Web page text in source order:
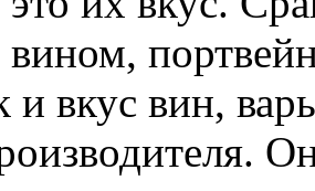
и вкус вин,